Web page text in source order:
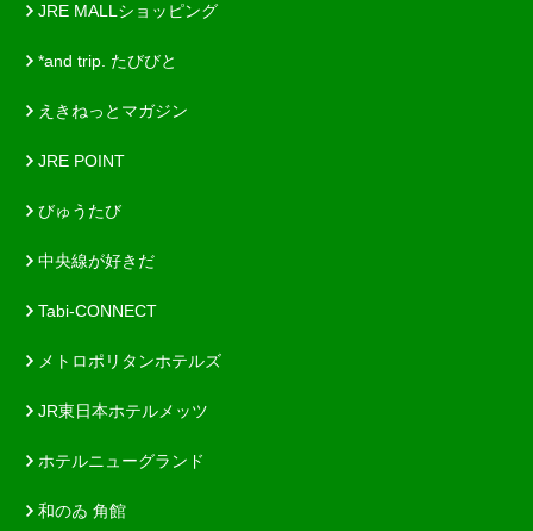
JRE MALLショッピング
*and trip. たびびと
えきねっとマガジン
JRE POINT
びゅうたび
中央線が好きだ
Tabi-CONNECT
メトロポリタンホテルズ
JR東日本ホテルメッツ
ホテルニューグランド
和のゐ 角館